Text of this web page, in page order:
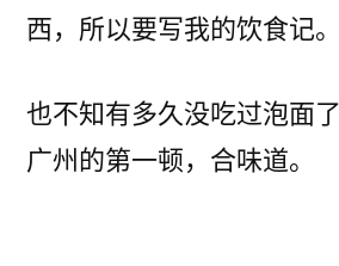
西，所以要写我的饮食记。
也不知有多久没吃过泡面
广州的第一顿，合味道。